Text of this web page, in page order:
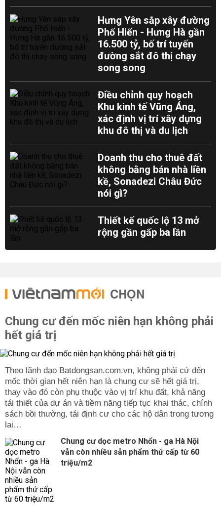
Hưng Yên sắp xây đường
Phố Hiến - Hưng Hà gần
16.500 tỷ, bố trí tuyến
đường sắt đô thị chạy
song song
Điều chỉnh quy hoạch
Khu kinh tế Vũng Áng,
xác định vị trí xây dựng
khu đô thị và du lịch
Doanh thu cho thuê đất
không bằng bán nhà liền
kề, Sonadezi Châu Đức
nói gì?
Thiết kế quốc lộ 13 mở
rộng gần gấp ba lần
CHỌN
Chung cư đến mốc niên hạn không phải
hết giá trị
Theo lãnh đạo Batdongsan.com.vn, không phải cứ đến
mốc thời gian hết niên hạn là chung cư sẽ hết giá trị,
thay vào đó còn phụ thuộc vào vị trí khu đất, khả năng
tái thiết của dự án và tiềm năng tiếp tục khai thác, chính
sách bồi thường, tái định cư cho các hộ dân trong tương
lai…
Chung cư dọc metro Nhổn - ga Hà Nội
vẫn còn nhiều sản phẩm thứ cấp từ 60
triệu/m2